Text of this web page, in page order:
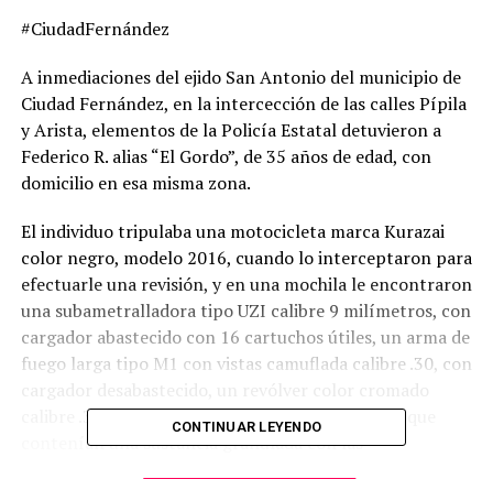
#CiudadFernández
A inmediaciones del ejido San Antonio del municipio de
Ciudad Fernández, en la intercección de las calles Pípila
y Arista, elementos de la Policía Estatal detuvieron a
Federico R. alias “El Gordo”, de 35 años de edad, con
domicilio en esa misma zona.
El individuo tripulaba una motocicleta marca Kurazai
color negro, modelo 2016, cuando lo interceptaron para
efectuarle una revisión, y en una mochila le encontraron
una subametralladora tipo UZI calibre 9 milímetros, con
cargador abastecido con 16 cartuchos útiles, un arma de
fuego larga tipo M1 con vistas camuflada calibre .30, con
calibre .32 desabastecido, 20 bolsitas tipo ziploc que
contenían una sustancia granulada con las
CONTINUAR LEYENDO